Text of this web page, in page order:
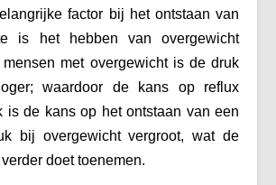
factor bij het ontstaan van
is het hebben van overgewicht
met overgewicht is de druk
waardoor de kans op reflux
is de kans op het ontstaan van een
bij overgewicht vergroot, wat de
doet toenemen.